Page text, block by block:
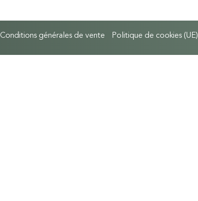
Conditions générales de vente Politique de cookies (UE)